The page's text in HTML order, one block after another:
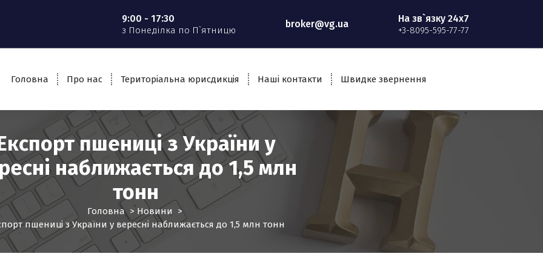
9:00 - 17:30
з Понеділка по П`ятницю
broker@vg.ua На зв`язку 24x7
+3-8095-595-77-77
Головна Про нас Територіальна юрисдикція Наші контакти Швидке звернення
пшениці з України у
наближається до 1,5 млн
тонн
Головна> Новини >
пшениці з України у вересні наближається до 1,5 млн тонн